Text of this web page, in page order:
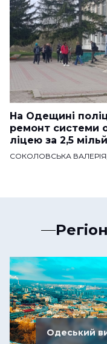
На Одещині
ремонт системи
ліцею за 2,5
СОКОЛОВСЬКА ВАЛЕРІЯ
Одеський